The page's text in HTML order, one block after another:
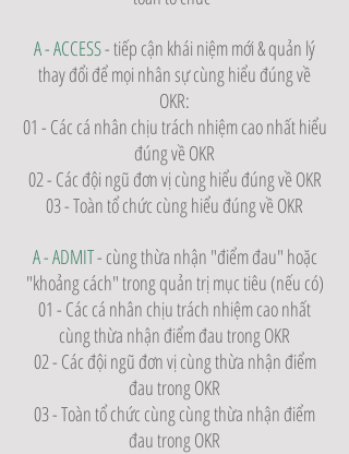
A - ACCESS- tiếp cận khái niệm mới & quản lý
thay đổi để mọi nhân sự cùng hiểu đúng về
OKR:
01 - Các cá nhân chịu trách nhiệm cao nhất hiểu
đúng về OKR
02 - Các đội ngũ đơn vị cùng hiểu đúng về OKR
03 - Toàn tổ chức cùng hiểu đúng về OKR
A - ADMIT- cùng thừa nhận "điểm đau" hoặc
"khoảng cách" trong quản trị mục tiêu (nếu có)
01 - Các cá nhân chịu trách nhiệm cao nhất
cùng thừa nhận điểm đau trong OKR
02 - Các đội ngũ đơn vị cùng thừa nhận điểm
đau trong OKR
03 - Toàn tổ chức cùng cùng thừa nhận điểm
đau trong OKR